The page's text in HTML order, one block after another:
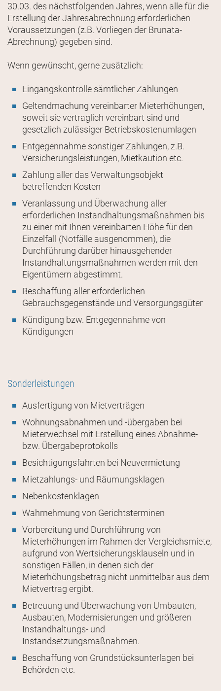
30.03. des nächstfolgenden Jahres, wenn alle für die
Erstellung der Jahresabrechnung erforderlichen
Voraussetzungen (z.B. Vorliegen der Brunata-
Abrechnung) gegeben sind.
Wenn gewünscht, gerne zusätzlich:
Eingangskontrolle sämtlicher Zahlungen
Geltendmachung vereinbarter Mieterhöhungen,
soweit sie vertraglich vereinbart sind und
gesetzlich zulässiger Betriebskostenumlagen
Entgegennahme sonstiger Zahlungen, z.B.
Versicherungsleistungen, Mietkaution etc.
Zahlung aller das Verwaltungsobjekt
betreffenden Kosten
Veranlassung und Überwachung aller
erforderlichen Instandhaltungsmaßnahmen bis
zu einer mit Ihnen vereinbarten Höhe für den
Einzelfall (Notfälle ausgenommen), die
Durchführung darüber hinausgehender
Instandhaltungsmaßnahmen werden mit den
Eigentümern abgestimmt.
Beschaffung aller erforderlichen
Gebrauchsgegenstände und Versorgungsgüter
Kündigung bzw. Entgegennahme von
Kündigungen
Sonderleistungen
Ausfertigung von Mietverträgen
Wohnungsabnahmen und -übergaben bei
Mieterwechsel mit Erstellung eines Abnahme-
bzw. Übergabeprotokolls
Besichtigungsfahrten bei Neuvermietung
Mietzahlungs- und Räumungsklagen
Nebenkostenklagen
Wahrnehmung von Gerichtsterminen
Vorbereitung und Durchführung von
Mieterhöhungen im Rahmen der Vergleichsmiete,
aufgrund von Wertsicherungsklauseln und in
sonstigen Fällen, in denen sich der
Mieterhöhungsbetrag nicht unmittelbar aus dem
Mietvertrag ergibt.
Betreuung und Überwachung von Umbauten,
Ausbauten, Modernisierungen und größeren
Instandhaltungs- und
Instandsetzungsmaßnahmen.
Beschaffung von Grundstücksunterlagen bei
Behörden etc.